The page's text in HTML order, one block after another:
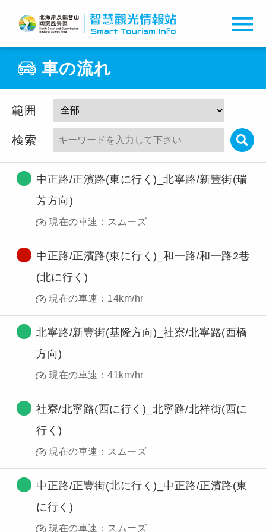
車の流れ
範囲
検索
中正路/正濱路(東に行く)_北寧路/新豐街(瑞
芳方向)
現在の車速：スムーズ
中正路/正濱路(東に行く)_和一路/和一路2巷
(北に行く)
現在の車速：14km/hr
北寧路/新豐街(基隆方向)_社寮/北寧路(西橋
方向)
現在の車速：41km/hr
社寮/北寧路(西に行く)_北寧路/北祥街(西に
行く)
現在の車速：スムーズ
中正路/正豐街(北に行く)_中正路/正濱路(東
に行く)
現在の車速：スムーズ
車の流れ
ライト定義